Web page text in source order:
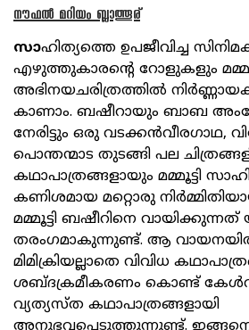
നൗഫല്‍ മറിയം ബ്ലാത്തൂര്
സാഹിത്യത്തെ ഉപജീവിച്ച
എഴുത്തുകാരന്റെ റോളുകളും
അഭിനയചരിത്രത്തില്‍
കാണാം. ബഷീറായും ബാബ
നേരിട്ടും ഒരു വടക്കന്‍വീരഗാഥ,
പൊന്തന്മാട തുടങ്ങി പല
കഥാപാത്രങ്ങളായും മമ്മൂട്ടി
കണിശമായ മറ്റൊരു
മമ്മൂട്ടി ബഷീറിനെ
തരംഗമാകുന്നുണ്ട്. ആ
മിമിക്രിയല്ലാതെ വിവിധ
ശബ്ദക്രമീകരണം കൊണ്ട്
വ്യത്യസ്ത കഥാപാത്രങ്ങളായി